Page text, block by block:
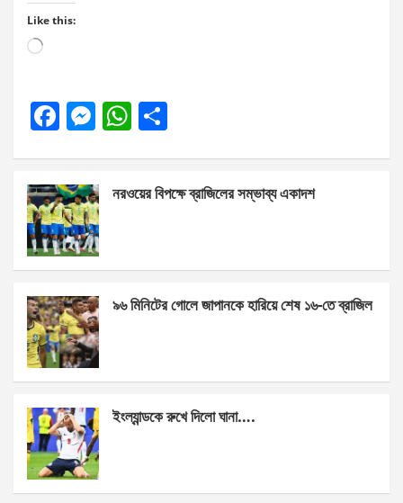
Like this:
Loading…
F
b
o
o
k
M
n
g
er
W
s
p
e
নরওয়ের বিপক্ষে ব্রাজিলের সম্ভাব্য একাদশ
৯৬ মিনিটের গোলে জাপানকে হারিয়ে শেষ ১৬-তে ব্রাজিল
ইংল্যান্ডকে রুখে দিলো ঘানা….